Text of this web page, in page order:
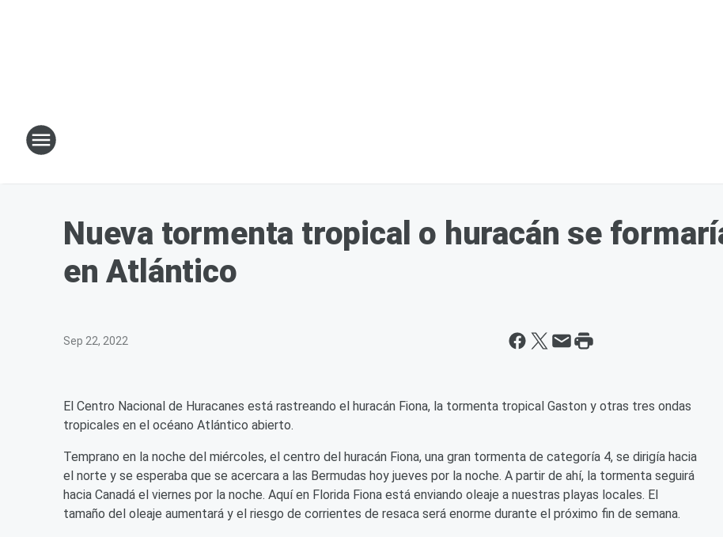
Nueva tormenta tropical o huracán se
en Atlántico
Sep 22, 2022
El Centro Nacional de Huracanes está rastreando el huracán Fiona, la tormenta tropical Gaston y otras tres ondas
tropicales en el océano Atlántico abierto.
Temprano en la noche del miércoles, el centro del huracán Fiona, una gran tormenta de categoría 4, se dirigía hacia
el norte y se esperaba que se acercara a las Bermudas hoy jueves por la noche. A partir de ahí, la tormenta seguirá
hacia Canadá el viernes por la noche. Aquí en Florida Fiona está enviando oleaje a nuestras playas locales. El
tamaño del oleaje aumentará y el riesgo de corrientes de resaca será enorme durante el próximo fin de semana.